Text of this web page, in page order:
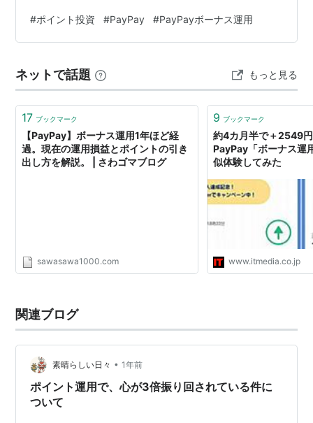
ポイントやキャンペーンのポイント） PayPayポイント
運用は、このうち「PayPayポイント」を利用してポイン
ー、PayPayマネーライトは利用できません。 PayPayマ
ネー、マネーライトが使えないため、…
#ポイント投資 #PayPay #PayPayボーナス運用
ネットで話題 もっと見る
17 ブックマーク
【PayPay】ボーナス運用1年ほど経
過。現在の運用損益とポイントの引き
出し方を解説。 | さわゴマブログ
sawasawa1000.com
9 ブックマーク
約4カ月半で＋2549
PayPay「ボーナス運
似体験してみた
www.itmedia.co.jp
関連ブログ
素晴らしい日々 • 1年前
ポイント運用で、心が3倍振り回されている件に
ついて